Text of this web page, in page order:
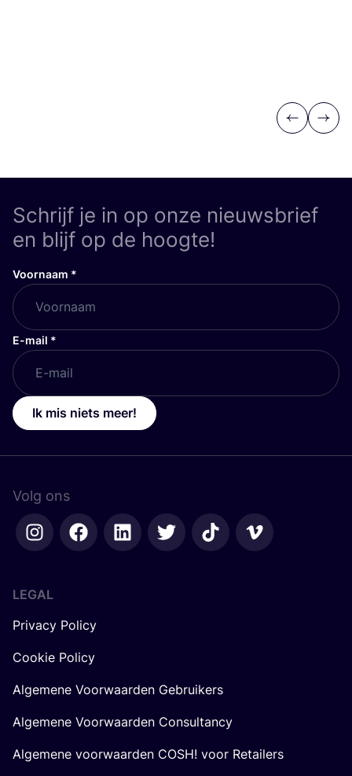
Previous
Next
Schrijf je in op onze nieuwsbrief
en blijf op de hoogte!
Voornaam *
E-mail *
Ik mis niets meer!
Volg ons
LEGAL
Privacy Policy
Cookie Policy
Algemene Voorwaarden Gebruikers
Algemene Voorwaarden Consultancy
Algemene voorwaarden COSH! voor Retailers